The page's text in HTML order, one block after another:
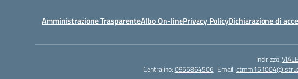
Amministrazione TrasparenteAlbo On-linePrivacy PolicyDichiarazione di
Indirizzo:
Centralino:0955864506 Email: